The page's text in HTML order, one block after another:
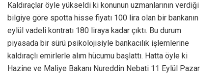
Kaldıraçlar öyle yükseldi ki konunun uzmanlarının verdiği
bilgiye göre spotta hisse fiyatı 100 lira olan bir bankanın
eylül vadeli kontratı 180 liraya kadar çıktı. Bu durum
piyasada bir sürü psikolojisiyle bankacılık işlemlerine
kaldıraçlı emirlerle alım hücumu başlattı. Hatta öyle ki
Hazine ve Maliye Bakanı Nureddin Nebati 11 Eylül Pazar